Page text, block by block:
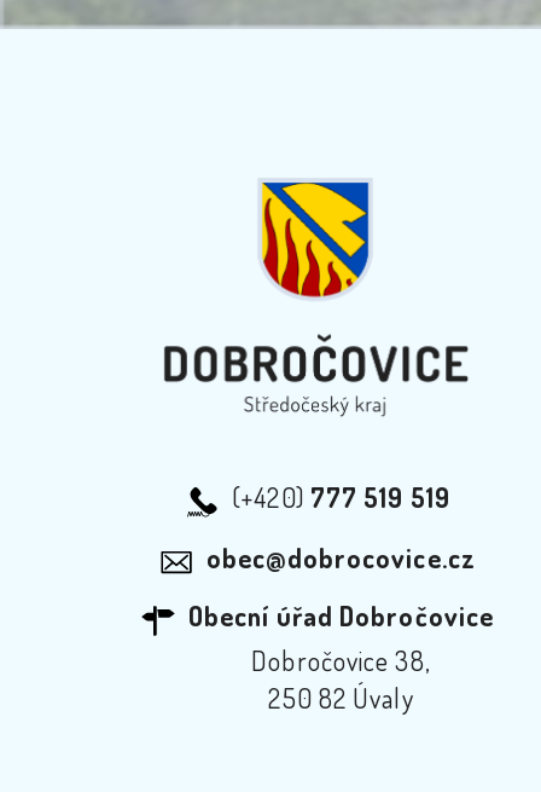
(+420) 777 519 519
obec@dobrocovice.cz
Obecní úřad Dobročovice
Dobročovice 38,
250 82 Úvaly